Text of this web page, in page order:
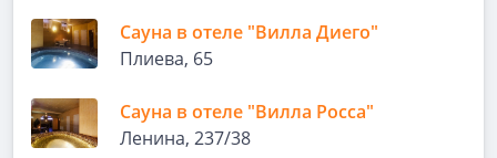
Сауна в отеле "Вилла Диего"
Плиева, 65
Сауна в отеле "Вилла Росса"
Ленина, 237/38